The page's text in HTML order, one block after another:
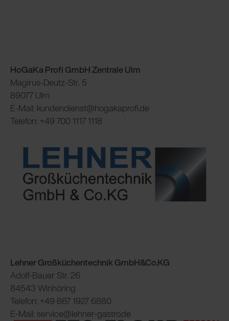
HoGaKa Profi GmbH Zentrale Ulm
Magirus-Deutz-Str. 5
89077 Ulm
E-Mail: kundendienst@hogakaprofi.de
Telefon: +49 700 1117 1118
Lehner Großküchentechnik GmbH&Co.KG
Adolf-Bauer Str. 26
84543 Winhöring
Telefon: +49 867 1927 6880
E-Mail: service@lehner-gastro.de